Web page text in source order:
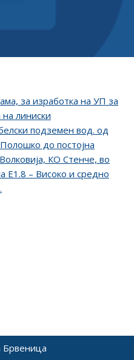
за изработка на УП за
линиски
подземен вод. од
до постојна
КО Стенче, во
Е1.8 – Високо и средно